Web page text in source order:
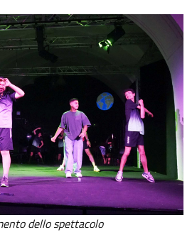
dello spettacolo